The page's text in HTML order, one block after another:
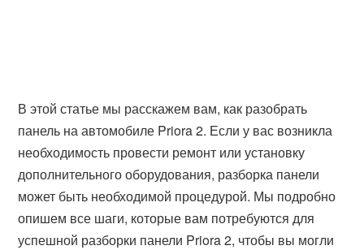
В этой статье мы расскажем вам, как разобрать
панель на автомобиле Priora 2. Если у вас возникла
необходимость провести ремонт или установку
дополнительного оборудования, разборка панели
может быть необходимой процедурой. Мы подробно
опишем все шаги, которые вам потребуются для
успешной разборки панели Priora 2, чтобы вы могли